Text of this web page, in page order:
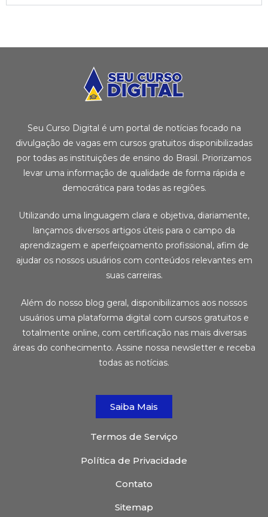
Seu Curso Digital é um portal de notícias focado na
divulgação de vagas em cursos gratuitos disponibilizadas
por todas as instituições de ensino do Brasil. Priorizamos
levar uma informação de qualidade de forma rápida e
democrática para todas as regiões.
Utilizando uma linguagem clara e objetiva, diariamente,
lançamos diversos artigos úteis para o campo da
aprendizagem e aperfeiçoamento profissional, afim de
ajudar os nossos usuários com conteúdos relevantes em
suas carreiras.
Além do nosso blog geral, disponibilizamos aos nossos
usuários uma plataforma digital com cursos gratuitos e
totalmente online, com certificação nas mais diversas
áreas do conhecimento. Assine nossa newsletter e receba
todas as notícias.
Saiba Mais
Termos de Serviço
Política de Privacidade
Contato
Sitemap